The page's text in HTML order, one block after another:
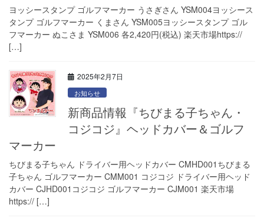
ヨッシースタンプ ゴルフマーカー うさぎさん YSM004ヨッシース
タンプ ゴルフマーカー くまさん YSM005ヨッシースタンプ ゴル
フマーカー ぬこさま YSM006 各2,420円(税込) 楽天市場https://
[…]
2025年2月7日
お知らせ
新商品情報『ちびまる子ちゃん・
コジコジ』ヘッドカバー＆ゴルフ
マーカー
ちびまる子ちゃん ドライバー用ヘッドカバー CMHD001ちびまる
子ちゃん ゴルフマーカー CMM001 コジコジ ドライバー用ヘッド
カバー CJHD001コジコジ ゴルフマーカー CJM001 楽天市場
https:// […]